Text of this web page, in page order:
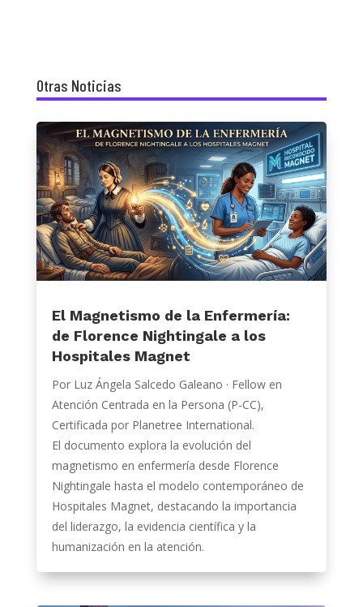
Otras Noticias
El Magnetismo de la Enfermería:
de Florence Nightingale a los
Hospitales Magnet
Por Luz Ángela Salcedo Galeano · Fellow en
Atención Centrada en la Persona (P-CC),
Certificada por Planetree International.
El documento explora la evolución del
magnetismo en enfermería desde Florence
Nightingale hasta el modelo contemporáneo de
Hospitales Magnet, destacando la importancia
del liderazgo, la evidencia científica y la
humanización en la atención.